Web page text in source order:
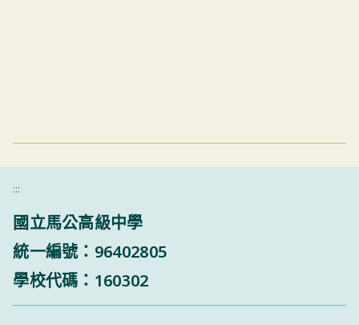
:::
國立馬公高級中學
統一編號：96402805
學校代碼：160302